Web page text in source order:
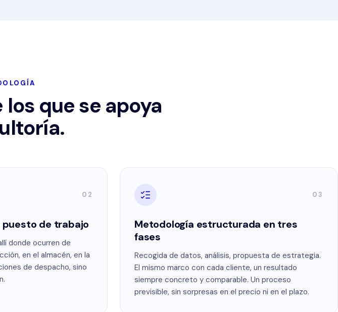
que se apoya
02
puesto de trabajo
donde ocurren de
en el almacén, en la
de despacho, sino
03
Metodología estructurada en tres
fases
Recogida de datos, análisis, propuesta de estrategia.
El mismo marco con cada cliente, un resultado
siempre concreto y comparable. Un proceso
previsible, sin sorpresas en el precio ni en el plazo.